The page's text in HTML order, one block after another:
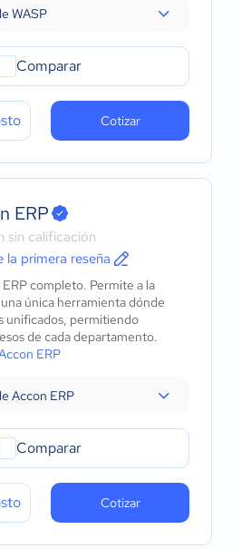
WASP
Comparar
Cotizar
ERP
sin calificación
la primera reseña
completo. Permite a la
única herramienta dónde
unificados, permitiendo
de cada departamento.
ERP
Accon ERP
Comparar
Cotizar